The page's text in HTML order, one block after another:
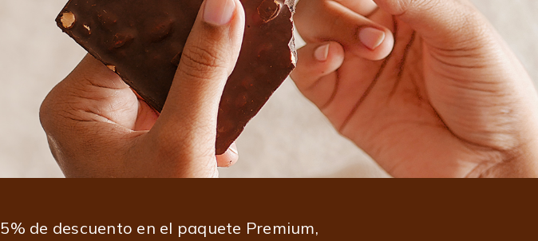
de descuento en el paquete Premium,